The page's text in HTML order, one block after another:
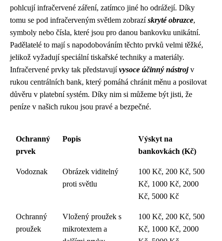
pohlcují infračervené záření, zatímco jiné ho odrážejí. Díky
tomu se pod infračerveným světlem zobrazískryté obrazce,
symboly nebo čísla, které jsou pro danou bankovku unikátní.
Padělatelé to mají s napodobováním těchto prvků velmi těžké,
jelikož vyžadují speciální tiskařské techniky a materiály.
Infračervené prvky tak představujívysoce účinný nástrojv
rukou centrálních bank, který pomáhá chránit měnu a posilovat
důvěru v platební systém. Díky nim si můžeme být jisti, že
peníze v našich rukou jsou pravé a bezpečné.
Ochranný
prvek
Popis
Výskyt na
bankovkách (Kč)
Vodoznak
Obrázek viditelný
proti světlu
100 Kč, 200 Kč, 500
Kč, 1000 Kč, 2000
Kč, 5000 Kč
Ochranný
proužek
Vložený proužek s
mikrotextem a
100 Kč, 200 Kč, 500
Kč, 1000 Kč, 2000